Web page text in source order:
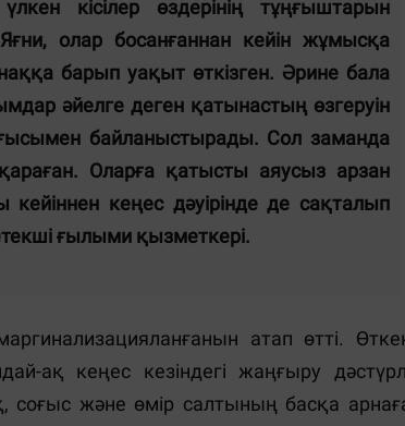
кісілер өздерінің тұңғыштарын
олар босанғаннан кейін жұмысқа
барып уақыт өткізген. Әрине бала
әйелге деген қатынастың өзгеруін
байланыстырады. Сол заманда
Оларға қатысты аяусыз арзан
кеңес дәуірінде де сақталып
ғылыми қызметкері.
атап өтті.
ақ кеңес кезіндегі жаңғыру
соғыс және өмір салтының басқа